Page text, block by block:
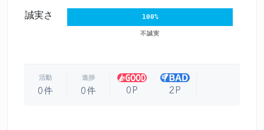
誠実さ 100%
不誠実
活動
0件
進捗
0件 0P 2P